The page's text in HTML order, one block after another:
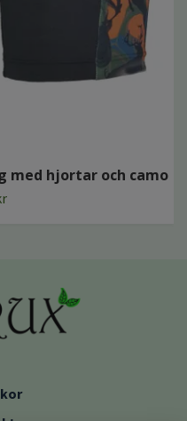
med hjortar och camo